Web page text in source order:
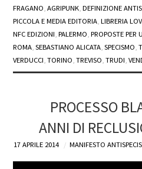
FRAGANO ,AGRIPUNK ,DEFINIZIONE
PICCOLA E MEDIA EDITORIA ,LIBRERIA
NFC EDIZIONI ,PALERMO ,PROPOSTE PER
ROMA ,SEBASTIANO ALICATA ,SPECISMO ,
VERDUCCI ,TORINO ,TREVISO ,TRUDI ,
PROCESSO
ANNI DI
17 APRILE 2014 MANIFESTO